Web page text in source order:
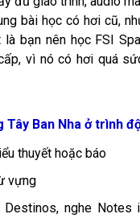
bài học có hơi cũ,
bạn nên học FSI
vì nó có hơi quá
Tây Ban Nha ở trình
thuyết hoặc báo
vựng
nghe Notes